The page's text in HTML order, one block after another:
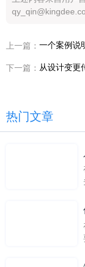
上一篇：
下一篇：
热门文章